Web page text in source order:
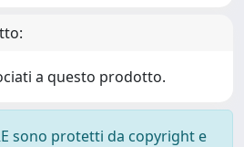
a questo prodotto.
sono protetti da copyright e